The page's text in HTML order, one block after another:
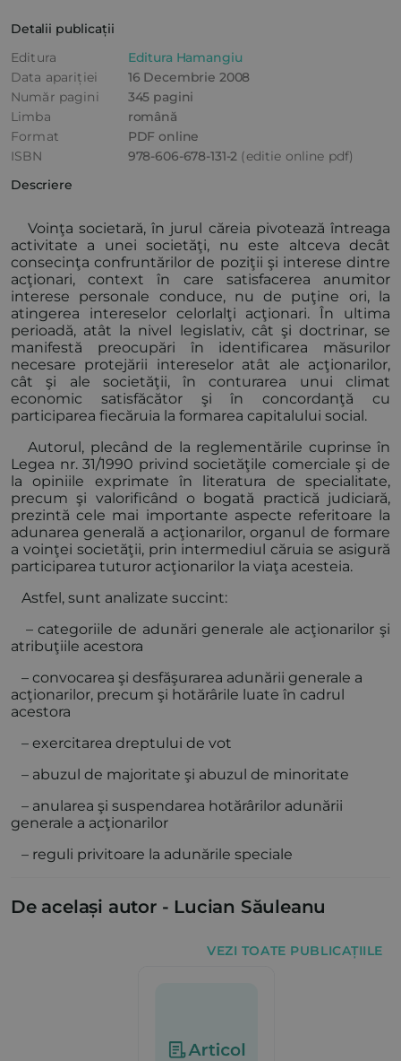
Detalii publicații
Editura
Editura Hamangiu
Data apariției
16 Decembrie 2008
Număr pagini
345 pagini
Limba
română
Format
PDF online
ISBN
978-606-678-131-2 (editie online pdf)
Descriere
Voinţa societară, în jurul căreia pivotează întreaga
activitate a unei societăţi, nu este altceva decât
consecinţa confruntărilor de poziţii şi interese dintre
acţionari, context în care satisfacerea anumitor
interese personale conduce, nu de puţine ori, la
atingerea intereselor celorlalţi acţionari. În ultima
perioadă, atât la nivel legislativ, cât şi doctrinar, se
manifestă preocupări în identificarea măsurilor
necesare protejării intereselor atât ale acţionarilor,
cât şi ale societăţii, în conturarea unui climat
economic satisfăcător şi în concordanţă cu
participarea fiecăruia la formarea capitalului social.
Autorul, plecând de la reglementările cuprinse în
Legea nr. 31/1990 privind societăţile comerciale şi de
la opiniile exprimate în literatura de specialitate,
precum şi valorificând o bogată practică judiciară,
prezintă cele mai importante aspecte referitoare la
adunarea generală a acţionarilor, organul de formare
a voinţei societăţii, prin intermediul căruia se asigură
participarea tuturor acţionarilor la viaţa acesteia.
Astfel, sunt analizate succint:
– categoriile de adunări generale ale acţionarilor şi
atribuţiile acestora
– convocarea şi desfăşurarea adunării generale a
acţionarilor, precum şi hotărârile luate în cadrul
acestora
– exercitarea dreptului de vot
– abuzul de majoritate şi abuzul de minoritate
– anularea şi suspendarea hotărârilor adunării
generale a acţionarilor
– reguli privitoare la adunările speciale
De același autor - Lucian Săuleanu
VEZI TOATE PUBLICAȚIILE